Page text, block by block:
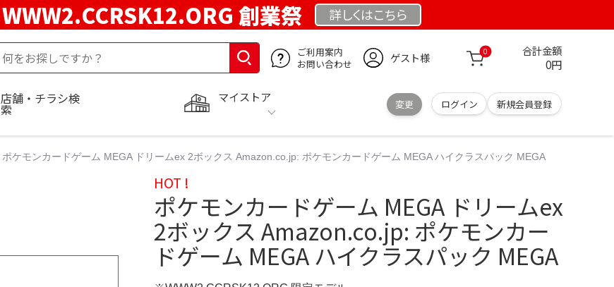
WWW2.CCRSK12.ORG 創業祭 詳しくはこちら
ご利用案内
お問い合わせ
ゲスト様 0 合計金額
0円
マイストア
変更 ログイン 新規会員登録
店舗・チラシ検
索
ポケモンカードゲーム MEGA ドリームex 2ボックス Amazon.co.jp: ポケモンカードゲーム MEGA ハイクラスパック MEGA
HOT !
ポケモンカードゲーム MEGA ドリームex
2ボックス Amazon.co.jp: ポケモンカー
ドゲーム MEGA ハイクラスパック MEGA